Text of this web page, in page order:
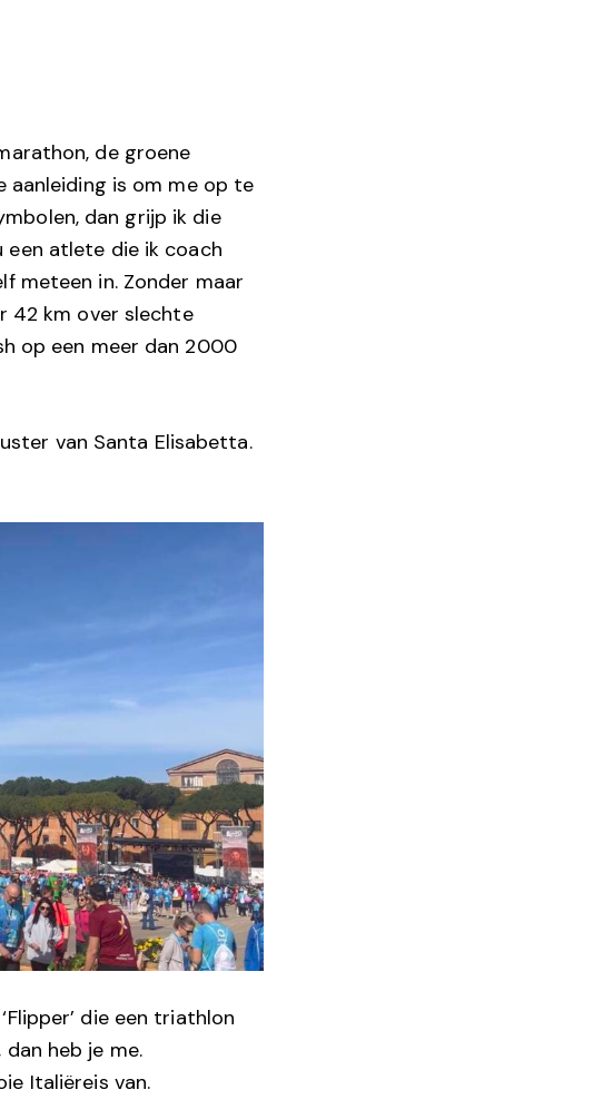
de groene
aanleiding is om me op te
dan grijp ik die
een atlete die ik coach
meteen in. Zonder maar
42 km over slechte
op een meer dan 2000
van Santa Elisabetta.
die een triathlon
heb je me.
Italiëreis van.